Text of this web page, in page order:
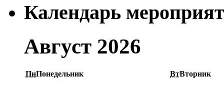
Календарь
Август 2026
ПнПонедельник ВтВторник